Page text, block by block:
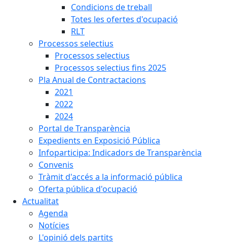
Condicions de treball
Totes les ofertes d'ocupació
RLT
Processos selectius
Processos selectius
Processos selectius fins 2025
Pla Anual de Contractacions
2021
2022
2024
Portal de Transparència
Expedients en Exposició Pública
Infoparticipa: Indicadors de Transparència
Convenis
Tràmit d'accés a la informació pública
Oferta pública d'ocupació
Actualitat
Agenda
Notícies
L'opinió dels partits